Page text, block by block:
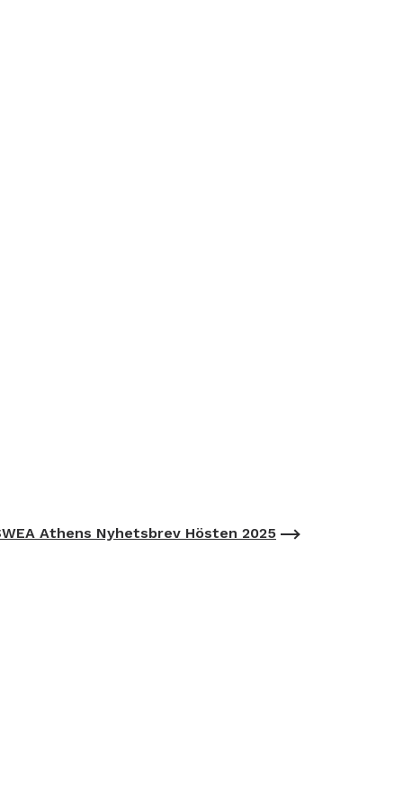
Athens Nyhetsbrev Hösten 2025